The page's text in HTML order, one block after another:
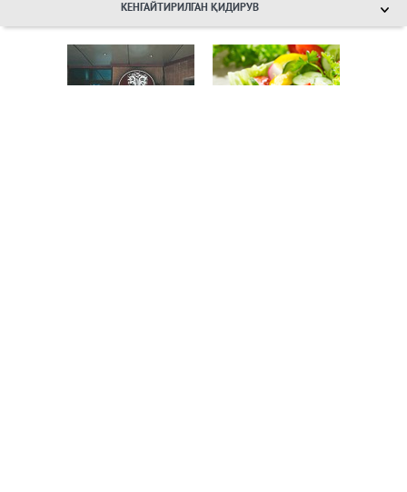
КЕНГАЙТИРИЛГАН ҚИДИРУВ